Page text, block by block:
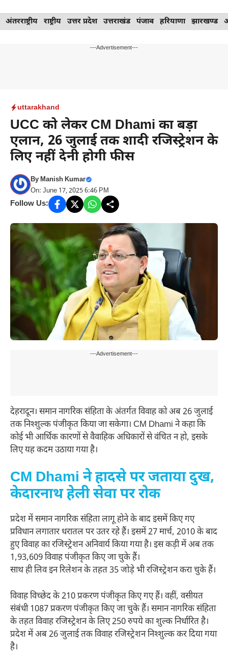
Skip
to
अंतरराष्ट्रीय राष्ट्रीय उत्तर प्रदेश उत्तराखंड पंजाब हरियाणा झारखण्ड
---Advertisement---
uttarakhand
UCC को लेकर CM Dhami का बड़ा
एलान, 26 जुलाई तक शादी रजिस्ट्रेशन के
लिए नहीं देनी होगी फीस
ByManish Kumar
On: June 17, 2025 6:46 PM
Follow Us:
---Advertisement---
देहरादून। समान नागरिक संहिता के अंतर्गत विवाह को अब 26 जुलाई
तक निश्शुल्क पंजीकृत किया जा सकेगा। CM Dhami ने कहा कि
कोई भी आर्थिक कारणों से वैवाहिक अधिकारों से वंचित न हो, इसके
लिए यह कदम उठाया गया है।
CM Dhami ने हादसे पर जताया दुख,
केदारनाथ हेली सेवा पर रोक
प्रदेश में समान नागरिक संहिता लागू होने के बाद इसमें किए गए
प्रविधान लगातार धरातल पर उतर रहे हैं। इसमें 27 मार्च, 2010 के बाद
हुए विवाह का रजिस्ट्रेशन अनिवार्य किया गया है। इस कड़ी में अब तक
1,93,609 विवाह पंजीकृत किए जा चुके हैं।
साथ ही लिव इन रिलेशन के तहत 35 जोड़े भी रजिस्ट्रेशन करा चुके हैं।
विवाह विच्छेद के 210 प्रकरण पंजीकृत किए गए हैं। वहीं, वसीयत
संबंधी 1087 प्रकरण पंजीकृत किए जा चुके हैं। समान नागरिक संहिता
के तहत विवाह रजिस्ट्रेशन के लिए 250 रुपये का शुल्क निर्धारित है।
प्रदेश में अब 26 जुलाई तक विवाह रजिस्ट्रेशन निश्शुल्क कर दिया गया
है।